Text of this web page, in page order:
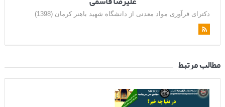
دکترای فرآوری مواد معدنی از دانشگاه شهید باهنر کرمان (1398)
مطالب مرتبط